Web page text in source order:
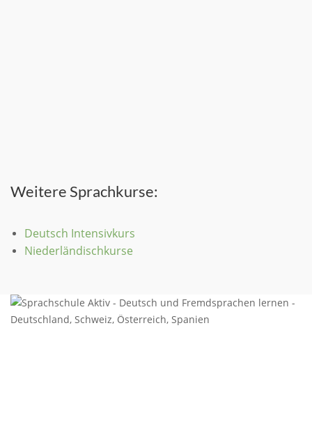
Weitere Sprachkurse:
Deutsch Intensivkurs
Niederländischkurse